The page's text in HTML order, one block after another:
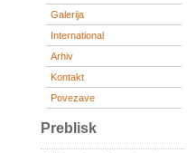
Galerija
International
Arhiv
Kontakt
Povezave
Preblisk